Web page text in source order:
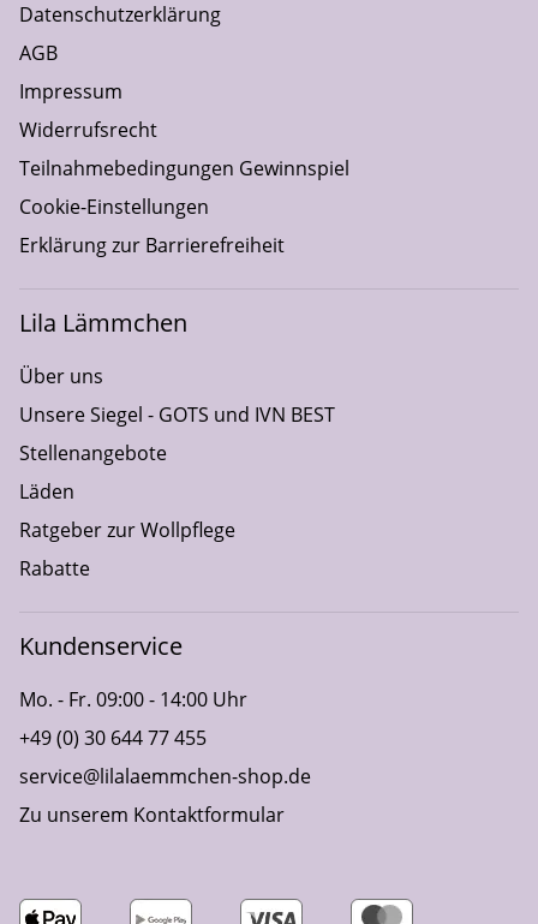
Datenschutzerklärung
AGB
Impressum
Widerrufsrecht
Teilnahmebedingungen Gewinnspiel
Cookie-Einstellungen
Erklärung zur Barrierefreiheit
Lila Lämmchen
Über uns
Unsere Siegel - GOTS und IVN BEST
Stellenangebote
Läden
Ratgeber zur Wollpflege
Rabatte
Kundenservice
Mo. - Fr. 09:00 - 14:00 Uhr
+49 (0) 30 644 77 455
service@lilalaemmchen-shop.de
Zu unserem Kontaktformular